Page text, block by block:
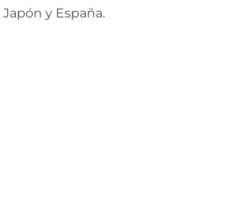
y España.